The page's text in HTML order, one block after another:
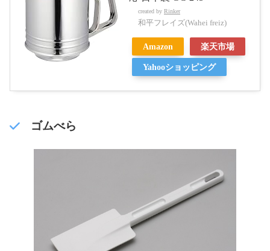
created by Rinker
和平フレイズ(Wahei freiz)
Amazon 楽天市場
Yahooショッピング
ゴムべら